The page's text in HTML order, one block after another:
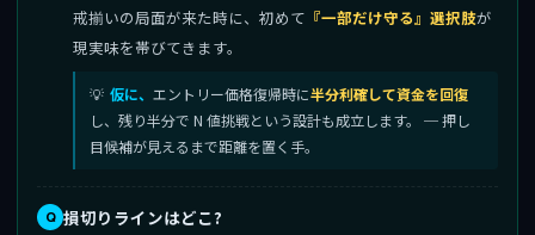
戒揃いの局面が来た時に、初めて 『一部だけ守る』選択肢が
現実味を帯びてきます。
仮に、 エントリー価格復帰時に半分利確して資金を回復
し、残り半分で N 値挑戦という設計も成立します。 ─ 押し
目候補が見えるまで距離を置く手。
損切りラインはどこ?